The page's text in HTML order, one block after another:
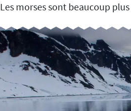
Les morses sont beaucoup